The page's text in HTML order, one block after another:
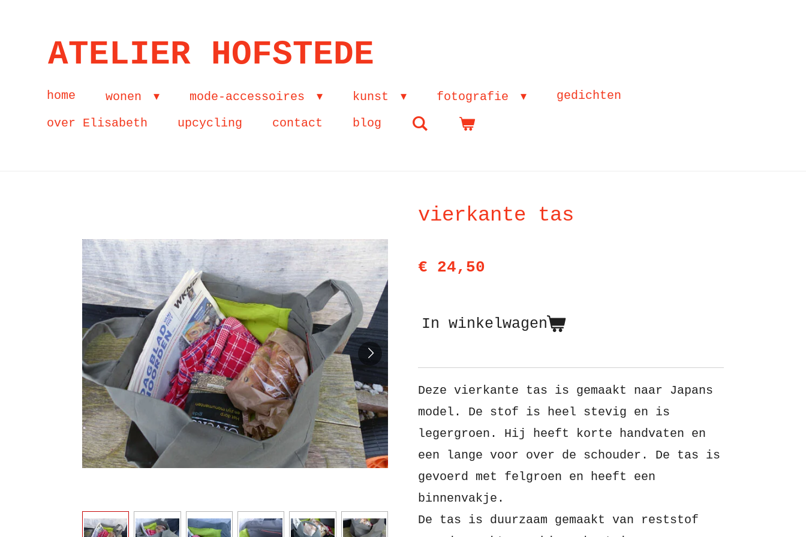
hoofdinhoud
ATELIER HOFSTEDE
home wonen mode-accessoires kunst fotografie
gedichten
over Elisabeth
upcycling contact blog
vierkante tas
€ 24,50
In winkelwagen
Deze vierkante tas is gemaakt naar Japans
model. De stof is heel stevig en is
legergroen. Hij heeft korte handvaten en
een lange voor over de schouder. De tas is
gevoerd met felgroen en heeft een
binnenvakje.
De tas is duurzaam gemaakt van reststof